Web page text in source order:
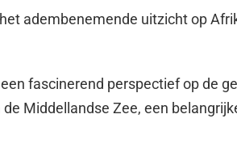
adembenemende uitzicht op
fascinerend perspectief op de
Middellandse Zee, een